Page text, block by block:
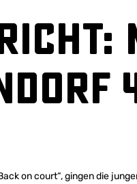
on court“, gingen die